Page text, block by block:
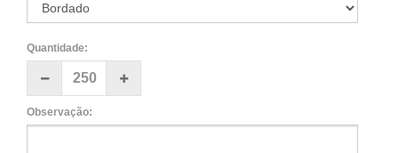
Quantidade:
Observação: